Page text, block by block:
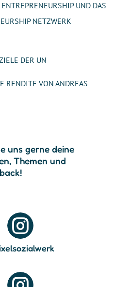
UND DAS
NETZWERK
DER UN
RENDITE VON ANDREAS
uns gerne deine
Themen und
